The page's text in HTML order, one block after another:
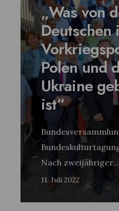
„Was von
Deutschen
Polen und
Ukraine
ist“
Nach zweijähriger...
11. Juli 2022